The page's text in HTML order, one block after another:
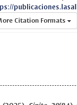
Citation Formats